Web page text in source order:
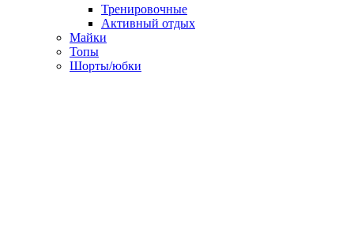
Тренировочные
Активный отдых
Майки
Топы
Шорты/юбки